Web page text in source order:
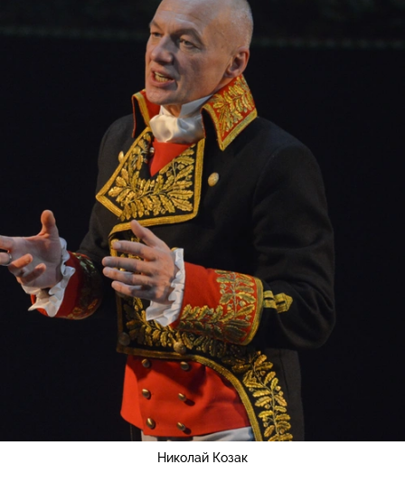
Николай Козак